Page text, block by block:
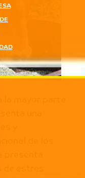
la mayor parte
una
y
de los
presenta
de estrés